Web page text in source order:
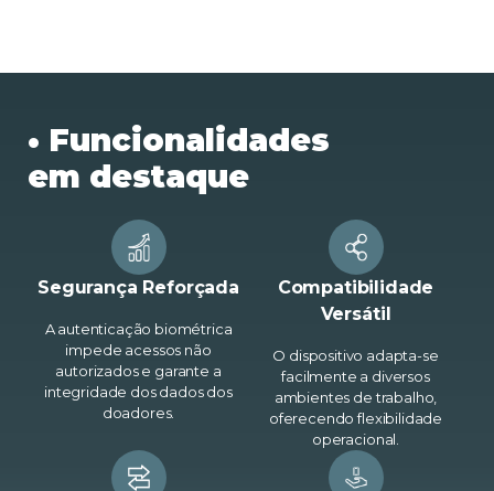
• Funcionalidades
em destaque
Segurança Reforçada
A autenticação biométrica
impede acessos não
autorizados e garante a
integridade dos dados dos
doadores.
Compatibilidade
Versátil
O dispositivo adapta-se
facilmente a diversos
ambientes de trabalho,
oferecendo flexibilidade
operacional.